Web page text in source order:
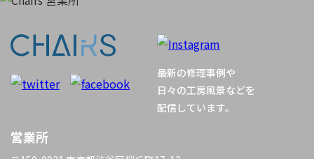
ー
シ
ョ
最新の修理事例や
日々の工房風景などを
配信しています。
営業所